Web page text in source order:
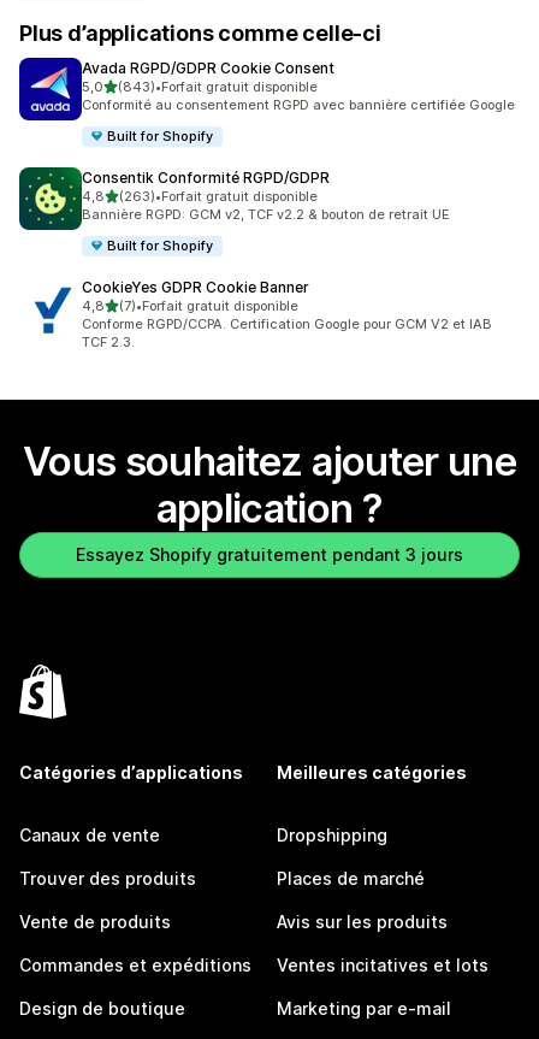
Plus d’applications comme celle-ci
Avada RGPD/GDPR Cookie Consent
5,0étoile(s) sur 5
(843)
843 avis au total
•Forfait gratuit disponible
Conformité au consentement RGPD avec bannière certifiée Google
Built for Shopify
Consentik Conformité RGPD/GDPR
4,8étoile(s) sur 5
(263)
263 avis au total
•Forfait gratuit disponible
Bannière RGPD: GCM v2, TCF v2.2 & bouton de retrait UE
Built for Shopify
CookieYes GDPR Cookie Banner
4,8étoile(s) sur 5
(7)
7 avis au total
•Forfait gratuit disponible
Conforme RGPD/CCPA. Certification Google pour GCM V2 et IAB
TCF 2.3.
Vous souhaitez ajouter une
application ?
Essayez Shopify gratuitement pendant 3 jours
Catégories d’applications
Canaux de vente
Trouver des produits
Vente de produits
Commandes et expéditions
Design de boutique
Meilleures catégories
Dropshipping
Places de marché
Avis sur les produits
Ventes incitatives et lots
Marketing par e-mail